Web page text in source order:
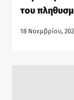
του
18 Νοεμβρίου,